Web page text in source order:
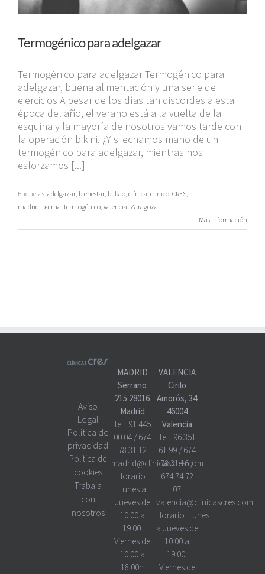
Termogénico para adelgazar
Termogénico para adelgazar Termogénico para
adelgazar, buena alimentación y una serie de
ejercicios A pesar de los días tan discordes a esta
época del año, el verano está a la vuelta de la
esquina y la mayoría de nosotros vamos tarde con
la operación bikini. ¿Y si echamos mano de un
termogénico para adelgazar, mientras nos
esforzamos [...]
Etiquetas: adelgazar, bienestar, bilbao, clínica, clinico, CRES,
madrid, palma, termogénico, valencia, Zaragoza
Más información
Aviso
Legal
Política de
privacidad
Política de
cookies
Trabaja
con
nosotros
MADRID
Serrano
215 28016
Madrid
Tel.: 91 445
00 04/ 674
78 31 12
madrid@clinicascres.com
Horario:
Lunes a
Jueves de
10:00 a
19:00.
Viernes de
10:00 a
18:00h
VALENCIA
Cirilo
Amorós, 34
46004
Valencia
Tel.: 96 351
61 99/ 674
78 31 16/
674 74 72
07
valencia@clinicascres.com
Horario: Lunes
a Jueves de
10:00 a
19:00.
Viernes de